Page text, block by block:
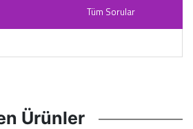
Tüm Sorular
Ürünler